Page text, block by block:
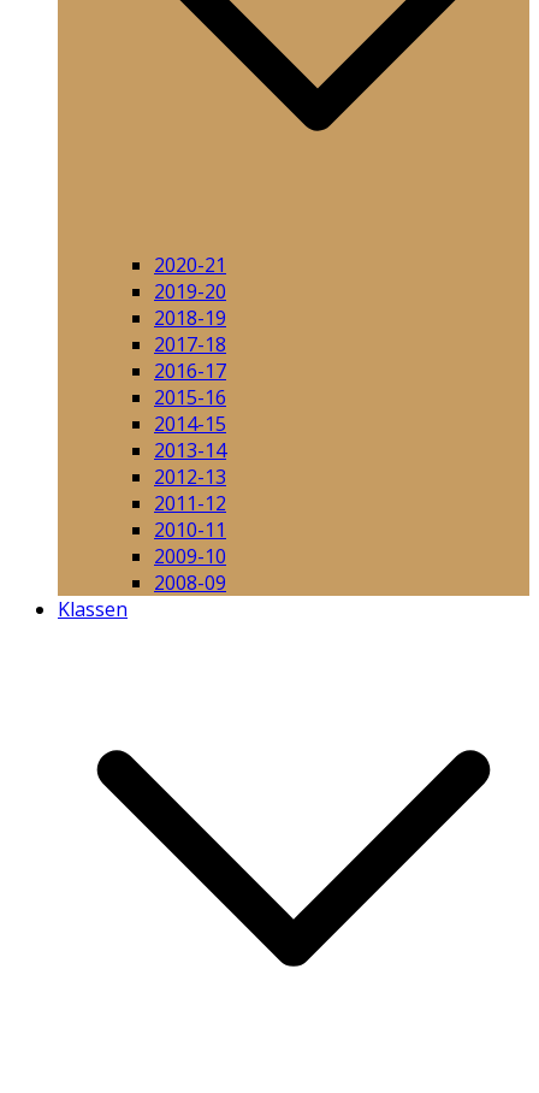
2020-21
2019-20
2018-19
2017-18
2016-17
2015-16
2014-15
2013-14
2012-13
2011-12
2010-11
2009-10
2008-09
Klassen